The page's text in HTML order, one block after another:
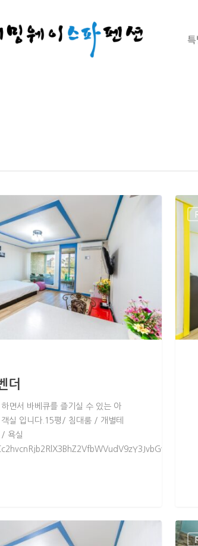
더
면서 바베큐를 즐기실 수 있는 아
실 입니다.15평/ 침대룸 / 개별테
/ 욕실